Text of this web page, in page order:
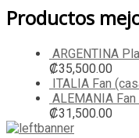
Productos
ARGENTINA
₡35,500.00
ITALIA Fan
ALEMANIA
₡31,500.00